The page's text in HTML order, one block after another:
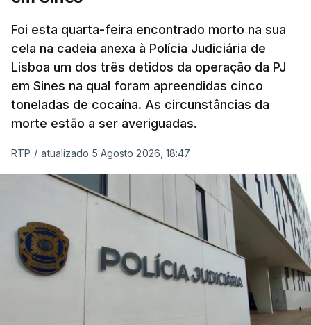
"Durante o fim de semana e nos últimos dias,
apercebamo-nos que ainda estão a ser
convocados professores para reapreciações"
disse a professora à agência Lusa."Será
praticamente impossível termos a totalidade
Segundo os docentes, o processo de reapreciação
está a enfrentar vários constrangimentos. Há
casos em que faltam os modelos preenchidos
pelos alunos com a alegação justificativa para o
pedido de reapreciação, ou os documentos que os
relatores devem preencher.
"Este é um processo muito mais burocrático"
Foi esta quarta-feira encontrado morto na sua
cela na cadeia anexa à Polícia Judiciária de
Lisboa um dos três detidos da operação da PJ
em Sines na qual foram apreendidas cinco
toneladas de cocaína. As circunstâncias da
morte estão a ser averiguadas.
RTP / atualizado 5 Agosto 2026, 18:47